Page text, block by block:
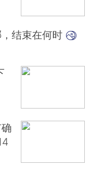
结束在何时